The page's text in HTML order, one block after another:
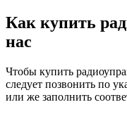
Как купить
нас
Чтобы купить
следует позвонить по
или же заполнить